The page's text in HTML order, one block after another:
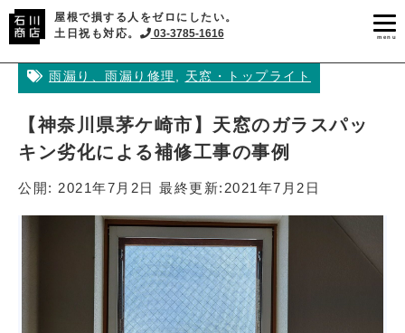
屋根で損する人をゼロにしたい。
土日祝も対応。
03-3785-1616 menu
雨漏り、雨漏り修理 , 天窓・トップライト
【神奈川県茅ケ崎市】天窓のガラスパッ
キン劣化による補修工事の事例
公開: 2021年7月2日 最終更新: 2021年7月2日